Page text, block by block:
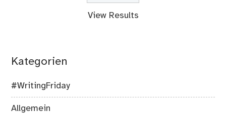
View Results
Kategorien
#WritingFriday
Allgemein